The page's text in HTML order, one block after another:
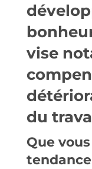
vise
du
Que